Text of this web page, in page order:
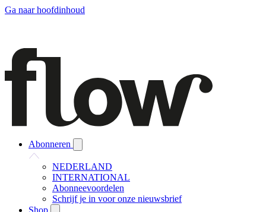
Ga naar hoofdinhoud
Abonneren
NEDERLAND
INTERNATIONAL
Abonneevoordelen
Schrijf je in voor onze nieuwsbrief
Shop